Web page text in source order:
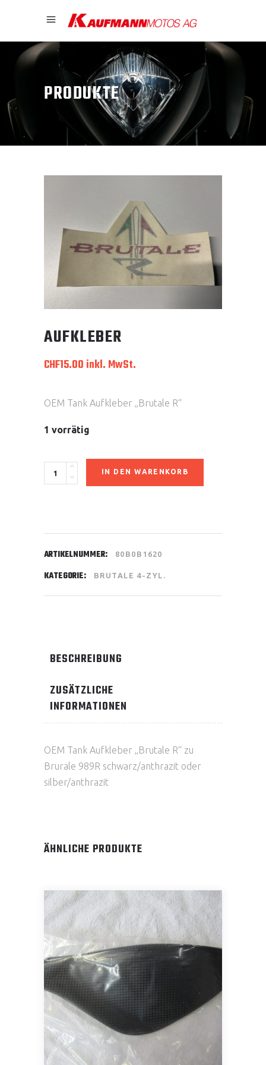
PRODUKTE
AUFKLEBER
CHF15.00 inkl. MwSt.
OEM Tank Aufkleber „Brutale R“
1 vorrätig
Aufkleber
quantity
IN DEN WARENKORB
ARTIKELNUMMER: 80B0B1620
KATEGORIE: BRUTALE 4-ZYL.
BESCHREIBUNG
ZUSÄTZLICHE
INFORMATIONEN
OEM Tank Aufkleber „Brutale R“ zu
Brurale 989R schwarz/anthrazit oder
silber/anthrazit
ÄHNLICHE PRODUKTE